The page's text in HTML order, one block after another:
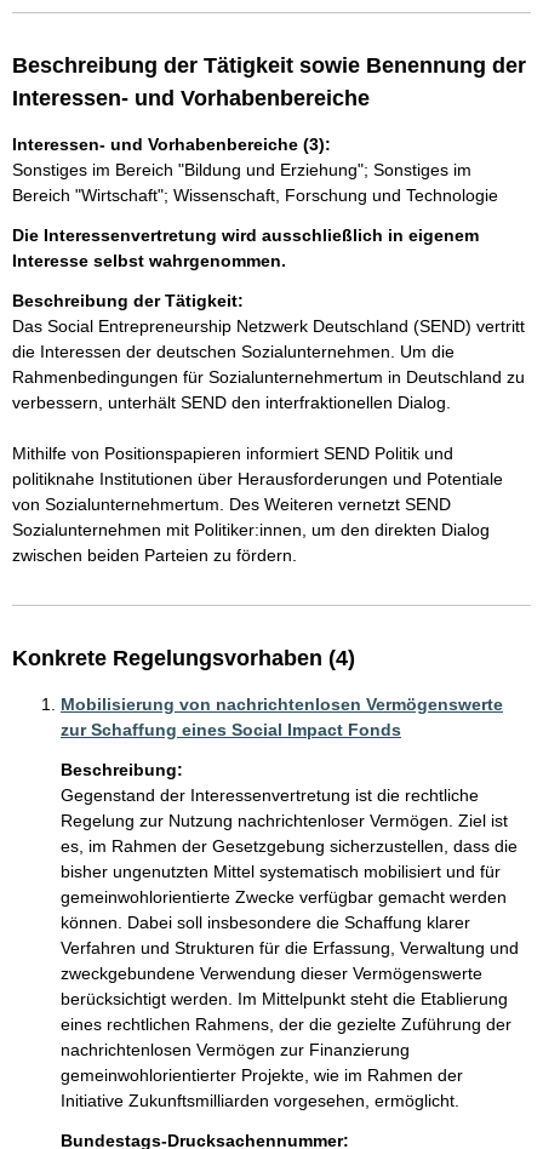
Beschreibung der Tätigkeit sowie Benennung der
Interessen- und Vorhabenbereiche
Interessen- und Vorhabenbereiche (3):
Sonstiges im Bereich "Bildung und Erziehung"; Sonstiges im
Bereich "Wirtschaft"; Wissenschaft, Forschung und Technologie
Die Interessenvertretung wird ausschließlich in eigenem
Interesse selbst wahrgenommen.
Beschreibung der Tätigkeit:
Das Social Entrepreneurship Netzwerk Deutschland (SEND) vertritt
die Interessen der deutschen Sozialunternehmen. Um die
Rahmenbedingungen für Sozialunternehmertum in Deutschland zu
verbessern, unterhält SEND den interfraktionellen Dialog.
Mithilfe von Positionspapieren informiert SEND Politik und
politiknahe Institutionen über Herausforderungen und Potentiale
von Sozialunternehmertum. Des Weiteren vernetzt SEND
Sozialunternehmen mit Politiker:innen, um den direkten Dialog
zwischen beiden Parteien zu fördern.
Konkrete Regelungsvorhaben (4)
Mobilisierung von nachrichtenlosen Vermögenswerte
zur Schaffung eines Social Impact Fonds
Beschreibung:
Gegenstand der Interessenvertretung ist die rechtliche
Regelung zur Nutzung nachrichtenloser Vermögen. Ziel ist
es, im Rahmen der Gesetzgebung sicherzustellen, dass die
bisher ungenutzten Mittel systematisch mobilisiert und für
gemeinwohlorientierte Zwecke verfügbar gemacht werden
können. Dabei soll insbesondere die Schaffung klarer
Verfahren und Strukturen für die Erfassung, Verwaltung und
zweckgebundene Verwendung dieser Vermögenswerte
berücksichtigt werden. Im Mittelpunkt steht die Etablierung
eines rechtlichen Rahmens, der die gezielte Zuführung der
nachrichtenlosen Vermögen zur Finanzierung
gemeinwohlorientierter Projekte, wie im Rahmen der
Initiative Zukunftsmilliarden vorgesehen, ermöglicht.
Bundestags-Drucksachennummer: